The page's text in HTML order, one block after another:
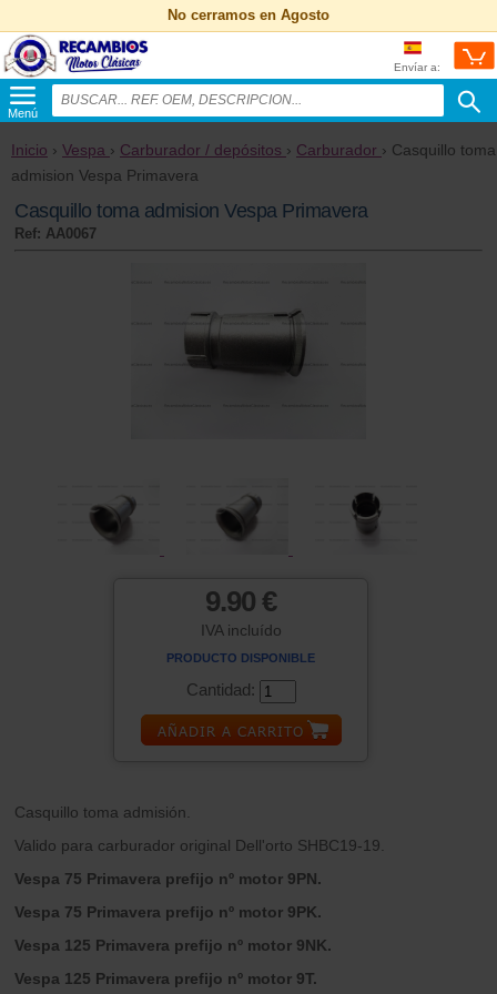
No cerramos en Agosto
Envíar a:
Menú
Inicio › Vespa › Carburador / depósitos › Carburador › Casquillo toma
admision Vespa Primavera
Casquillo toma admision Vespa Primavera
Ref: AA0067
9.90 €
IVA incluído
PRODUCTO DISPONIBLE
Cantidad:
Casquillo toma admisión.
Valido para carburador original Dell'orto SHBC19-19.
Vespa 75 Primavera prefijo nº motor 9PN.
Vespa 75 Primavera prefijo nº motor 9PK.
Vespa 125 Primavera prefijo nº motor 9NK.
Vespa 125 Primavera prefijo nº motor 9T.